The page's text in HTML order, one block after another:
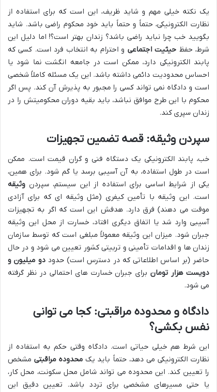
یک نکته خیلی مهم و شاید ظریف، این است که برای استفاده از
نظارت الکترونیکی، حتماً و حتماً باید خود محکوم راضی باشد. شاید
بگویید خب چرا نباید راضی باشد؟ زندان بهتر است؟! اما دلیل این
شرط، حفظ حیثیت اجتماعی و احترام به انتخاب فرد است. کسی که
پابند الکترونیکی دارد، ممکن است در جامعه انگشت نما شود یا
احساس محدودیت دائمی داشته باشد. این یک مسئله کاملاً شخصی
است و دادگاه نمی تواند کسی را مجبور به پذیرش آن کند. پس اگر
محکوم با این طرح موافق نباشد، باید بقیه دوران محکومیتش را در
زندان سپری کند.
سپردن وثیقه: قصه تضمین تجهیزات
خب، پابند الکترونیکی یک دستگاه فنی و گران قیمت است. ممکن
است در طول استفاده، به آن آسیبی برسد یا گم شود. برای همین،
یکی از شرایط اساسی برای استفاده از این سیستم، سپردن وثیقه
است. این وثیقه با تأمین کیفری (مثل وثیقه ای که برای آزادی
موقت می دهند) فرق دارد. هدفش این است که اگر به تجهیزات
آسیبی وارد شد یا اتفاق دیگری افتاد، خسارت از محل این وثیقه
جبران شود. میزان این وثیقه معمولاً مبلغی است که توسط سازمان
زندان ها و اقدامات تأمینی و تربیتی کشور تعیین می شود و در حال
حاضر (بر اساس اطلاعاتی که در دسترس است) حدوددو میلیون و
دویست هزار تومانبرای جبران خسارت های احتمالی در نظر گرفته
می شود.
دادگاه و محدوده مراقبتی: کجا می توانی
نفس بکشی؟
این شرط هم خیلی حیاتی است. دادگاه وقتی حکم به استفاده از
نظارت الکترونیکی می دهد، حتماً باید یک محدوده مراقبتیمشخص
را تعیین کند. این محدوده می تواند شامل محل سکونت، محل کار،
یا حتی مسیرهای مشخصی برای تردد باشد. تعیین دقیق این